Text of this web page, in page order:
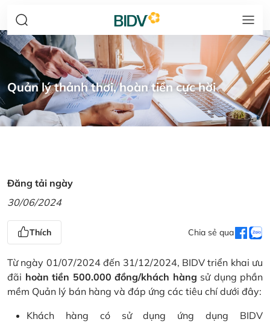
Quản lý thảnh thơi, hoàn tiền cực hời
Đăng tải ngày
30/06/2024
Thích Chia sẻ qua
Từ ngày 01/07/2024 đến 31/12/2024, BIDV triển khai ưu
đãi hoàn tiền 500.000 đồng/khách hàng sử dụng phần
mềm Quản lý bán hàng và đáp ứng các tiêu chí dưới đây:
Khách hàng có sử dụng ứng dụng BIDV